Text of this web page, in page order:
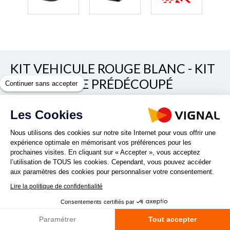
KIT VEHICULE ROUGE BLANC - KIT
DE BALISAGE PRÉDÉCOUPÉ
CLASSE B PEUGEOT EXPERT 2016-
2023
REF. 793MPE100ST Voir/cacher les autres références
Une solution idéale pour améliorer la visibilité et la sécurité
de votre véhicule Peugeot EXPERT. Haute Réflectivité : Film
Continuer sans accepter
Les Cookies
Nous utilisons des cookies sur notre site Internet pour vous offrir une
expérience optimale en mémorisant vos préférences pour les
prochaines visites. En cliquant sur « Accepter », vous acceptez
l’utilisation de TOUS les cookies. Cependant, vous pouvez accéder
aux paramètres des cookies pour personnaliser votre consentement.
Lire la politique de confidentialité
Consentements certifiés par
Paramétrer Tout accepter